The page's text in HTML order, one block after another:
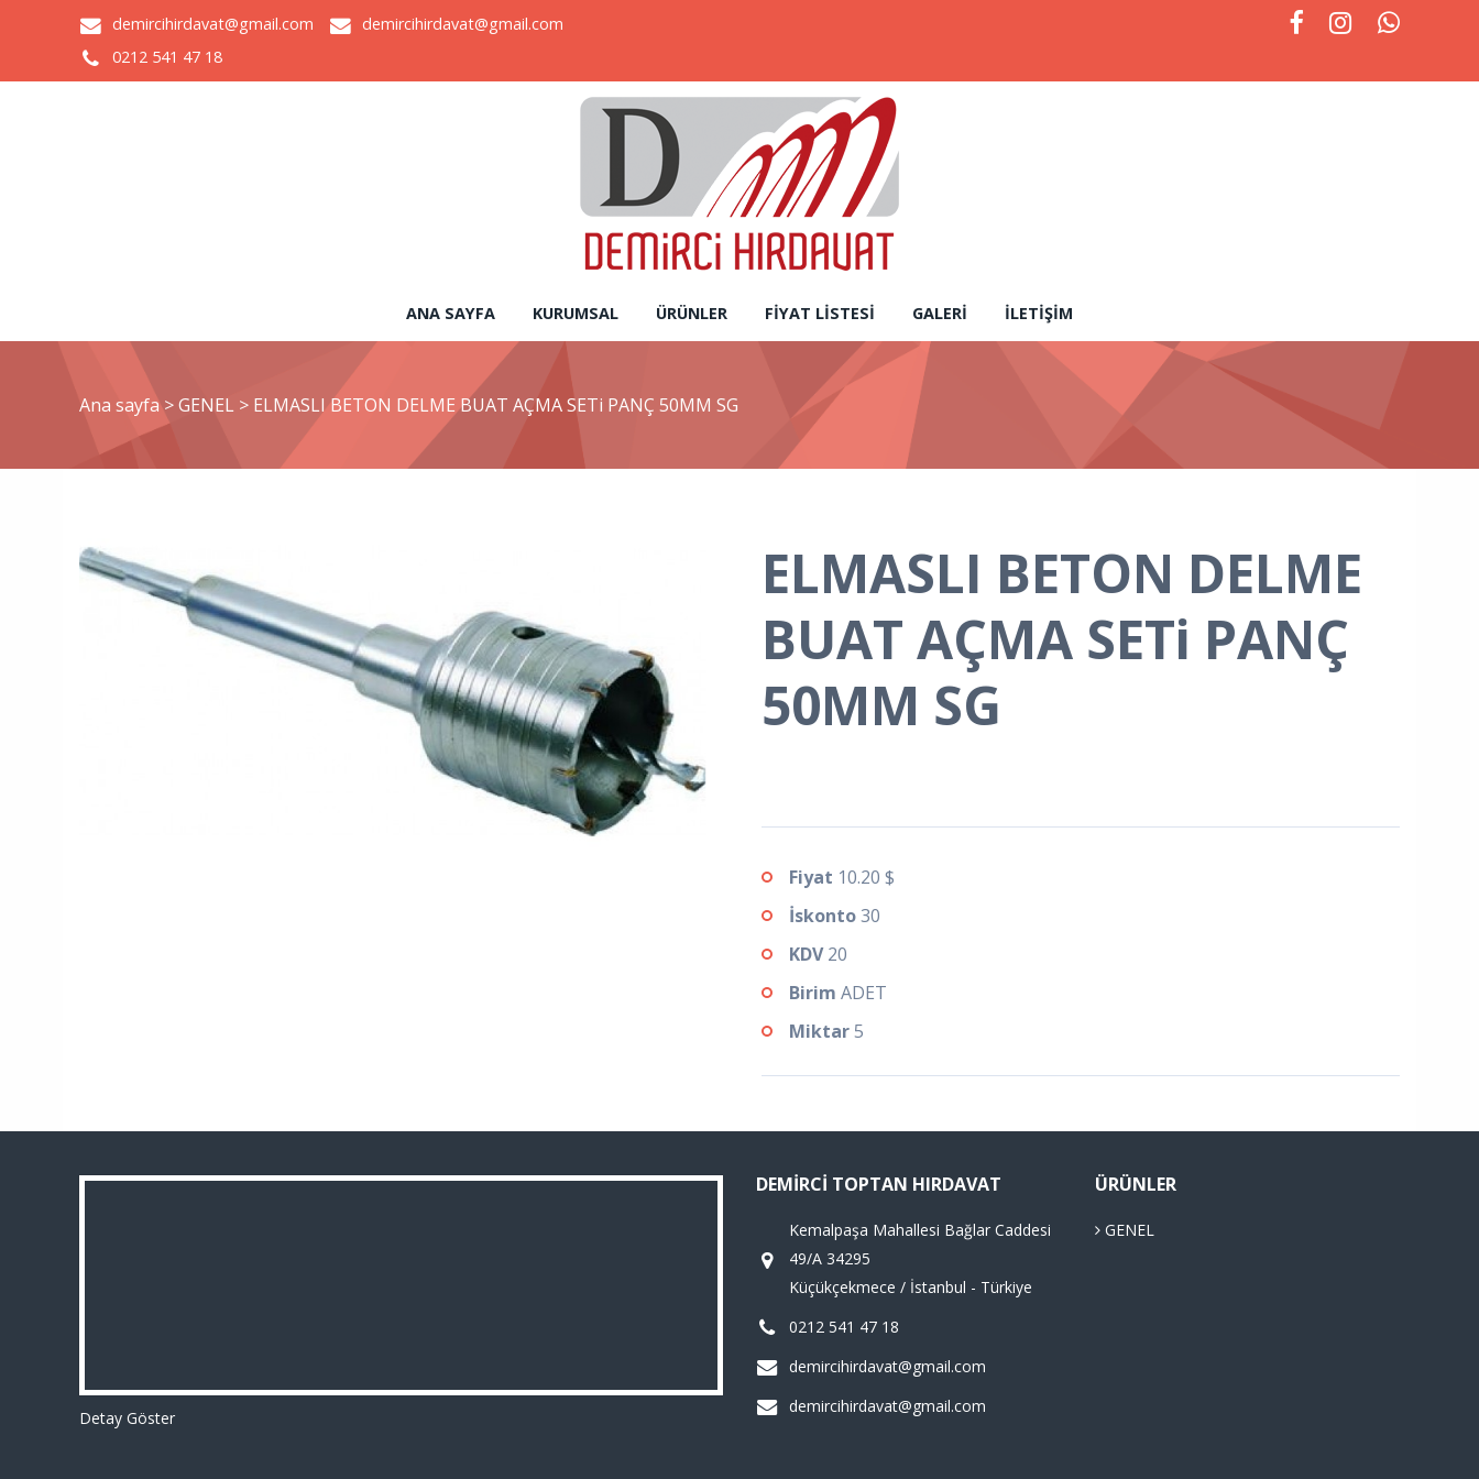
demircihirdavat@gmail.com
demircihirdavat@gmail.com
0212 541 47 18
ANA SAYFA KURUMSAL ÜRÜNLER FIYAT LISTESI GALERI İLETIŞIM
Ana sayfa >GENEL > ELMASLI BETON DELME BUAT AÇMA SETi PANÇ 50MM SG
ELMASLI BETON DELME
BUAT AÇMA SETi PANÇ
50MM SG
Fiyat 10.20 $
İskonto30
KDV20
Birim ADET
Miktar5
Detay Göster
DEMIRCI TOPTAN HIRDAVAT
Kemalpaşa Mahallesi Bağlar Caddesi
49/A 34295
Küçükçekmece / İstanbul - Türkiye
0212 541 47 18
demircihirdavat@gmail.com
demircihirdavat@gmail.com
ÜRÜNLER
GENEL